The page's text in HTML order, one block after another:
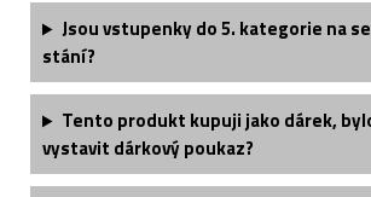
Jsou vstupenky do 5. kategorie na
stání?
Tento produkt kupuji jako dárek,
vystavit dárkový poukaz?